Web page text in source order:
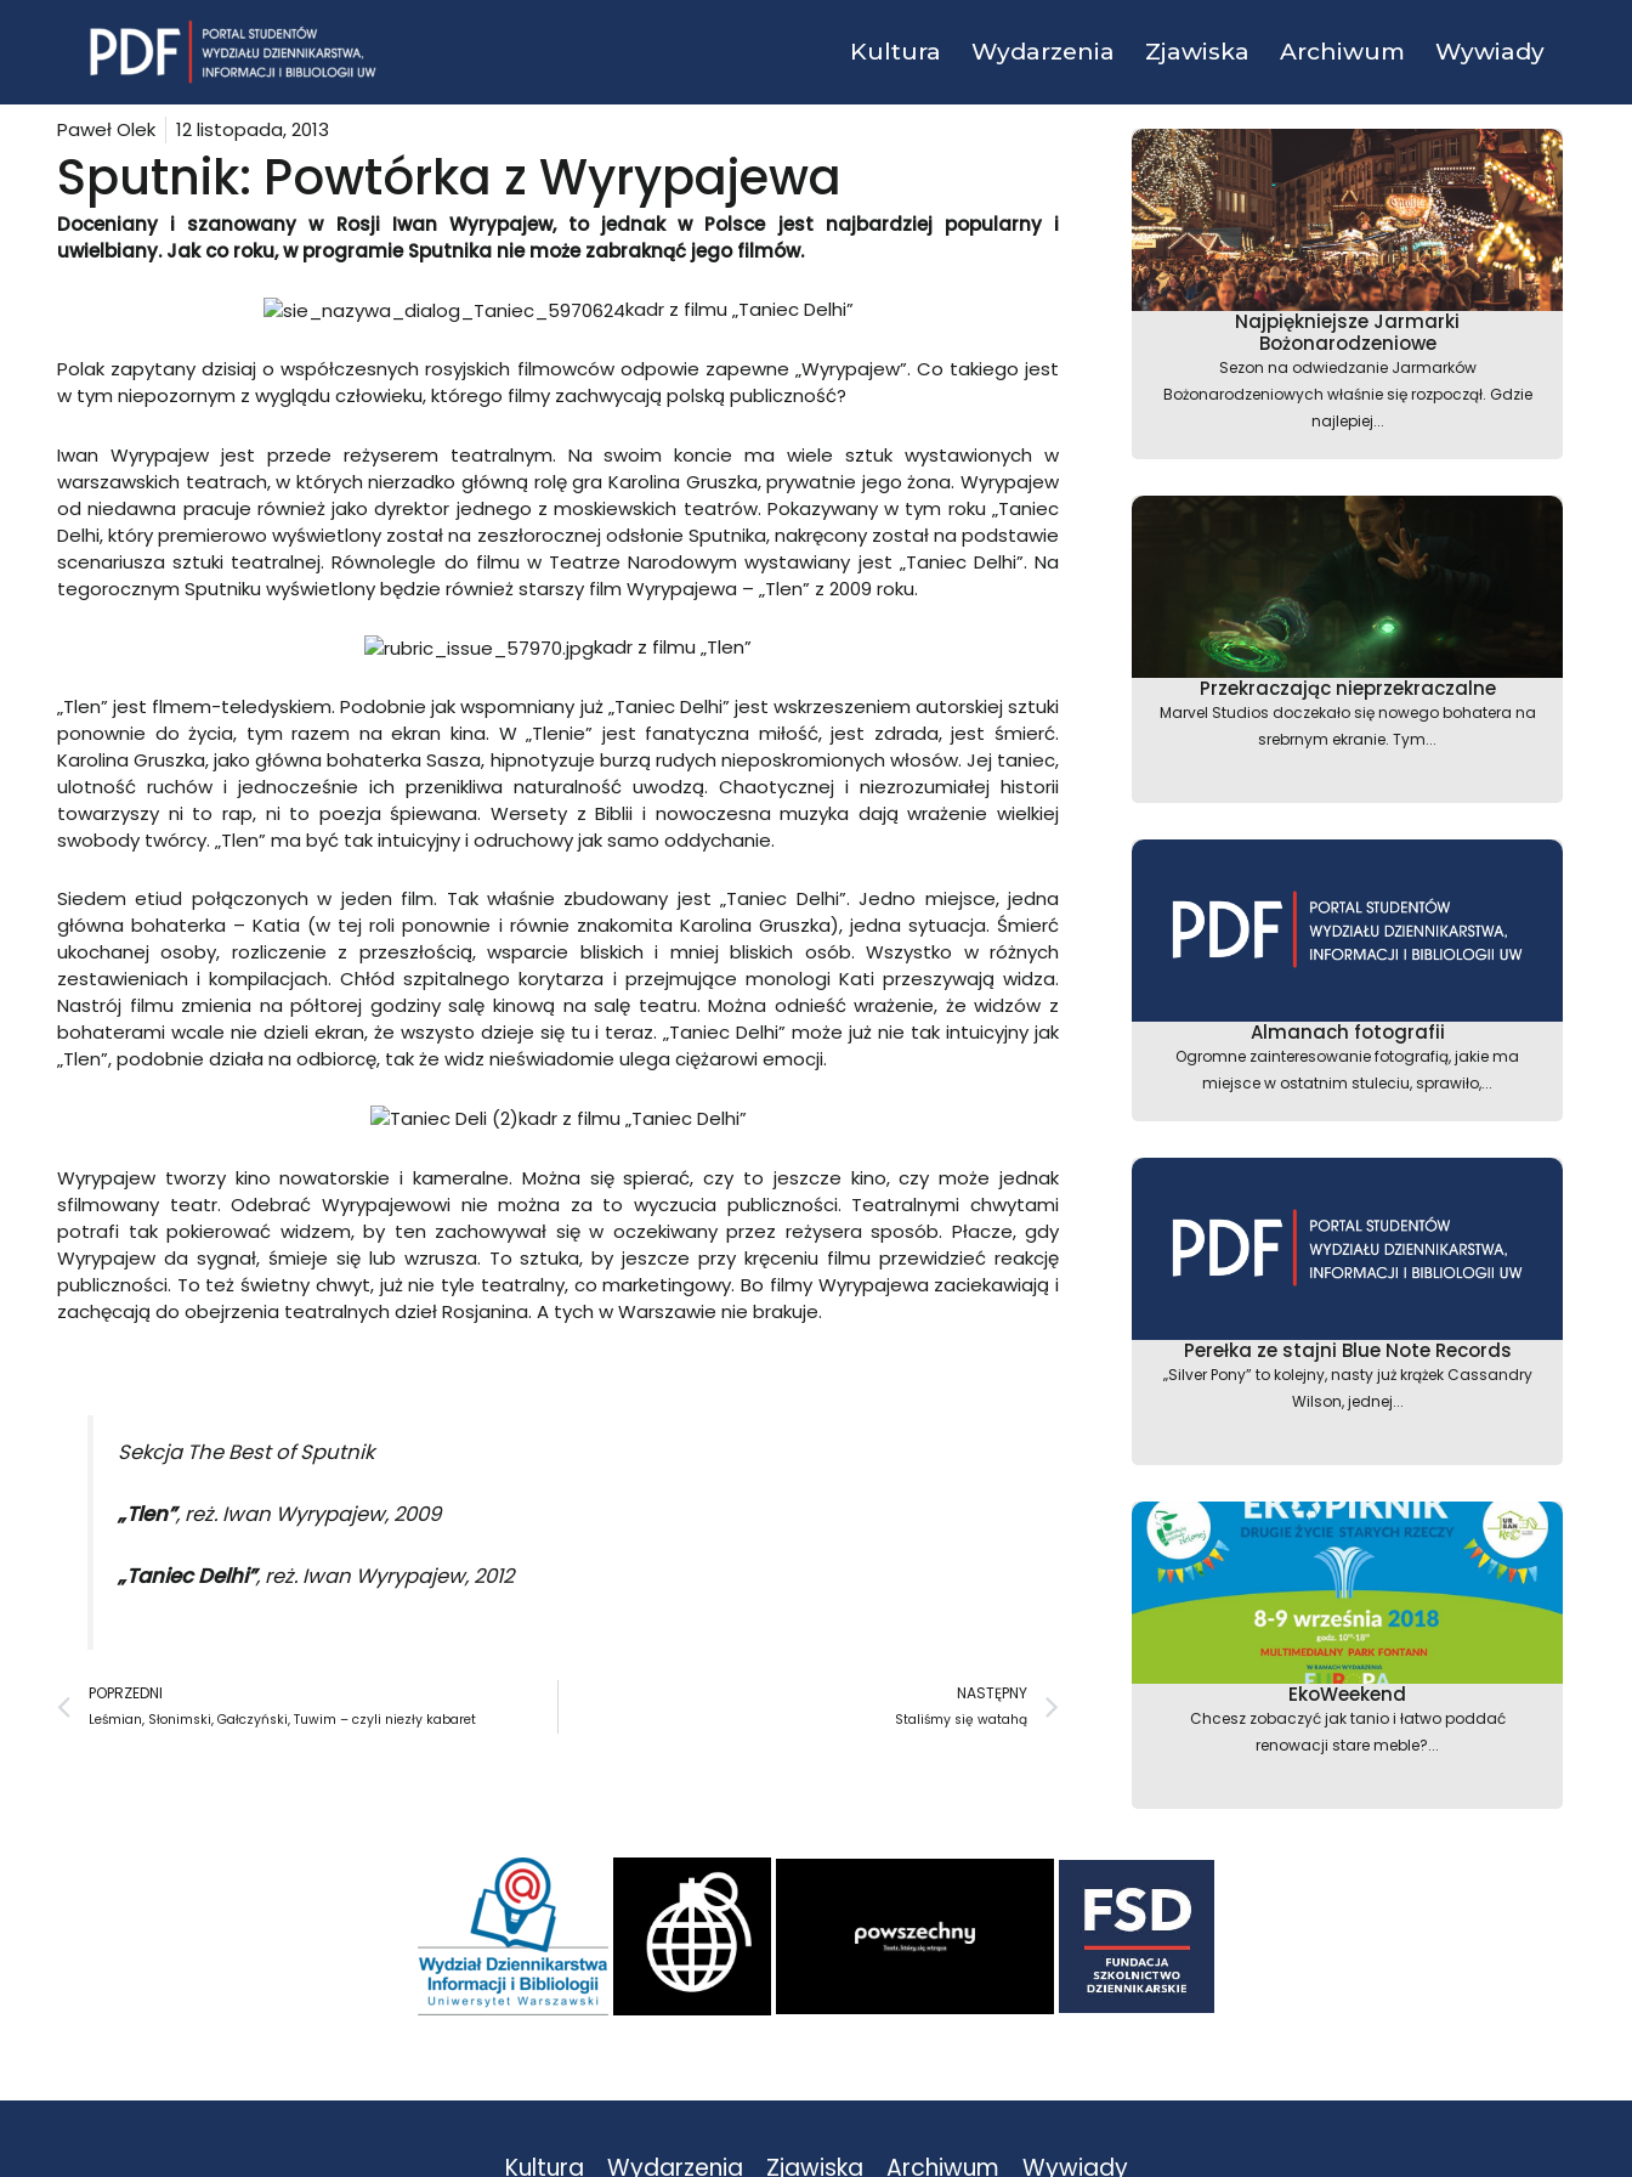
Kultura Wydarzenia Zjawiska Archiwum Wywiady
Paweł Olek 12 listopada, 2013
Sputnik: Powtórka z Wyrypajewa
Doceniany i szanowany w Rosji Iwan Wyrypajew, to jednak w Polsce jest najbardziej popularny i
uwielbiany. Jak co roku, w programie Sputnika nie może zabraknąć jego filmów.
kadr z filmu „Taniec Delhi”
Polak zapytany dzisiaj o współczesnych rosyjskich filmowców odpowie zapewne „Wyrypajew”. Co takiego jest
w tym niepozornym z wyglądu człowieku, którego filmy zachwycają polską publiczność?
Iwan Wyrypajew jest przede reżyserem teatralnym. Na swoim koncie ma wiele sztuk wystawionych w
warszawskich teatrach, w których nierzadko główną rolę gra Karolina Gruszka, prywatnie jego żona. Wyrypajew
od niedawna pracuje również jako dyrektor jednego z moskiewskich teatrów. Pokazywany w tym roku „Taniec
Delhi, który premierowo wyświetlony został na zeszłorocznej odsłonie Sputnika, nakręcony został na podstawie
scenariusza sztuki teatralnej. Równolegle do filmu w Teatrze Narodowym wystawiany jest „Taniec Delhi”. Na
tegorocznym Sputniku wyświetlony będzie również starszy film Wyrypajewa – „Tlen” z 2009 roku.
kadr z filmu „Tlen”
„Tlen” jest flmem-teledyskiem. Podobnie jak wspomniany już „Taniec Delhi” jest wskrzeszeniem autorskiej sztuki
ponownie do życia, tym razem na ekran kina. W „Tlenie” jest fanatyczna miłość, jest zdrada, jest śmierć.
Karolina Gruszka, jako główna bohaterka Sasza, hipnotyzuje burzą rudych nieposkromionych włosów. Jej taniec,
ulotność ruchów i jednocześnie ich przenikliwa naturalność uwodzą. Chaotycznej i niezrozumiałej historii
towarzyszy ni to rap, ni to poezja śpiewana. Wersety z Biblii i nowoczesna muzyka dają wrażenie wielkiej
swobody twórcy. „Tlen” ma być tak intuicyjny i odruchowy jak samo oddychanie.
Siedem etiud połączonych w jeden film. Tak właśnie zbudowany jest „Taniec Delhi”. Jedno miejsce, jedna
główna bohaterka – Katia (w tej roli ponownie i równie znakomita Karolina Gruszka), jedna sytuacja. Śmierć
ukochanej osoby, rozliczenie z przeszłością, wsparcie bliskich i mniej bliskich osób. Wszystko w różnych
zestawieniach i kompilacjach. Chłód szpitalnego korytarza i przejmujące monologi Kati przeszywają widza.
Nastrój filmu zmienia na półtorej godziny salę kinową na salę teatru. Można odnieść wrażenie, że widzów z
bohaterami wcale nie dzieli ekran, że wszysto dzieje się tu i teraz. „Taniec Delhi” może już nie tak intuicyjny jak
„Tlen”, podobnie działa na odbiorcę, tak że widz nieświadomie ulega ciężarowi emocji.
kadr z filmu „Taniec Delhi”
Wyrypajew tworzy kino nowatorskie i kameralne. Można się spierać, czy to jeszcze kino, czy może jednak
sfilmowany teatr. Odebrać Wyrypajewowi nie można za to wyczucia publiczności. Teatralnymi chwytami
potrafi tak pokierować widzem, by ten zachowywał się w oczekiwany przez reżysera sposób. Płacze, gdy
Wyrypajew da sygnał, śmieje się lub wzrusza. To sztuka, by jeszcze przy kręceniu filmu przewidzieć reakcję
publiczności. To też świetny chwyt, już nie tyle teatralny, co marketingowy. Bo filmy Wyrypajewa zaciekawiają i
zachęcają do obejrzenia teatralnych dzieł Rosjanina. A tych w Warszawie nie brakuje.
Sekcja The Best of Sputnik
„Tlen”, reż. Iwan Wyrypajew, 2009
„Taniec Delhi”, reż. Iwan Wyrypajew, 2012
Prev
POPRZEDNI
Leśmian, Słonimski, Gałczyński, Tuwim – czyli niezły kabaret
NASTĘPNY
Staliśmy się watahą
Następny
Najpiękniejsze Jarmarki
Bożonarodzeniowe
Sezon na odwiedzanie Jarmarków
Bożonarodzeniowych właśnie się rozpoczął. Gdzie
najlepiej...
Przekraczając nieprzekraczalne
Marvel Studios doczekało się nowego bohatera na
srebrnym ekranie. Tym...
Almanach fotografii
Ogromne zainteresowanie fotografią, jakie ma
miejsce w ostatnim stuleciu, sprawiło,...
Perełka ze stajni Blue Note Records
„Silver Pony” to kolejny, nasty już krążek Cassandry
Wilson, jednej...
EkoWeekend
Chcesz zobaczyć jak tanio i łatwo poddać
renowacji stare meble?...
Kultura Wydarzenia Zjawiska Archiwum Wywiady